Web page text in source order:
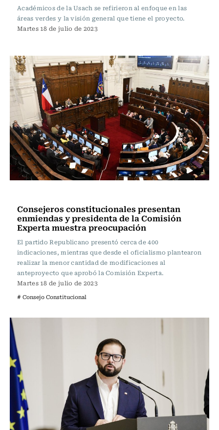
Académicos de la Usach se refirieron al enfoque en las
áreas verdes y la visión general que tiene el proyecto.
Martes 18 de julio de 2023
Consejeros constitucionales presentan
enmiendas y presidenta de la Comisión
Experta muestra preocupación
El partido Republicano presentó cerca de 400
indicaciones, mientras que desde el oficialismo plantearon
realizar la menor cantidad de modificaciones al
anteproyecto que aprobó la Comisión Experta.
Martes 18 de julio de 2023
# Consejo Constitucional